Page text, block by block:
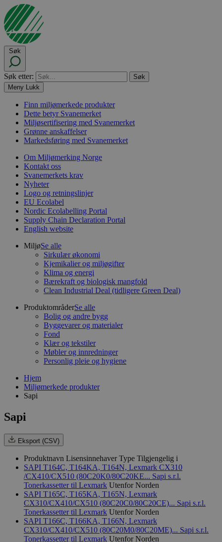
Søk
Søk etter:
Meny Lukk
Finn miljømerkede produkter
Dette betyr Svanemerket
Miljøsertifisering med Svanemerket
Grønne anskaffelser
Markedsføring med Svanemerket
Om Miljømerking Norge
Kontakt oss
Svanemerkets krav
Nyheter
Logo og retningslinjer
EU Ecolabel
Nordic Ecolabelling Portal
Supply Chain Declaration Portal
English website
MiljøSe alle
Sirkulær økonomi
Kjemikalier og miljøgifter
Klima og energi
Bærekraft og biologisk mangfold
Clean Industrial Deal (tidligere Green Deal)
ProduktområderSe alle
Bolig og andre bygg
Byggevarer og materialer
Fond
Klær og tekstiler
Møbler og innredninger
Personlig pleie og hygiene
Hjem
Miljømerkede produkter
Sapi
Sapi
Eksport (CSV)
Produktnavn Lisensinnehaver Type Tilgjengelig i
SAPI T164C, T164KA, T164N, Lexmark CX310
/CX410/CX510 (80C20K0/80C20KE... Sapi s.r.l.
Tonerkassetter til Lexmark Utenfor Norden
SAPI T165C, T165KA, T165N, Lexmark
CX310/CX410/CX510 (80C20C0/80C20CE)... Sapi s.r.l.
Tonerkassetter til Lexmark Utenfor Norden
SAPI T166C, T166KA, T166N, Lexmark
CX310/CX410/CX510 (80C20M0/80C20ME)... Sapi s.r.l.
Tonerkassetter til Lexmark Utenfor Norden